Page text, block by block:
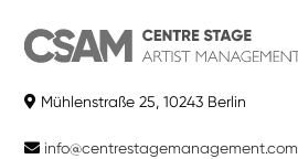
Mühlenstraße 25, 10243 Berlin
info@centrestagemanagement.com